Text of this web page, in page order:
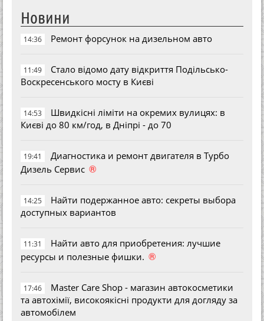
Новини
14:36 Ремонт форсунок на дизельном авто
11:49
Стало відомо дату відкриття Подільсько-
Воскресенського мосту в Києві
14:53
Швидкісні ліміти на окремих вулицях: в
Києві до 80 км/год, в Дніпрі - до 70
19:41
Диагностика и ремонт двигателя в Турбо
Дизель Сервис ®
14:25
Найти подержанное авто: секреты выбора
доступных вариантов
11:31
Найти авто для приобретения: лучшие
ресурсы и полезные фишки. ®
17:46
Master Care Shop - магазин автокосметики
та автохімії, високоякісні продукти для догляду за
автомобілем